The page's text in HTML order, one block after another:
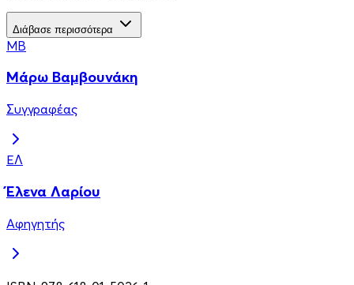
Διάβασε περισσότερα
ΜΒ
Μάρω Βαμβουνάκη
Συγγραφέας
ΈΛ
Έλενα Λαρίου
Αφηγητής